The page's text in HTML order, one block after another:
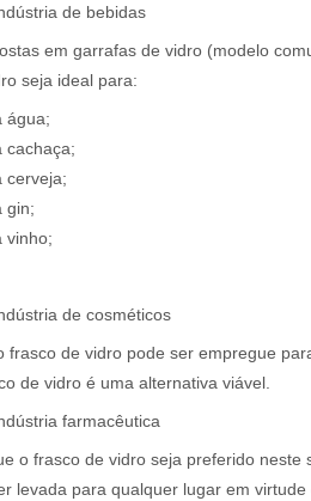
de bebidas
em garrafas de vidro (modelo
seja ideal para:
água;
cachaça;
cerveja;
gin;
vinho;
de cosméticos
frasco de vidro pode ser empregue
de vidro é uma alternativa viável.
farmacêutica
o frasco de vidro seja preferido
levada para qualquer lugar em virtude